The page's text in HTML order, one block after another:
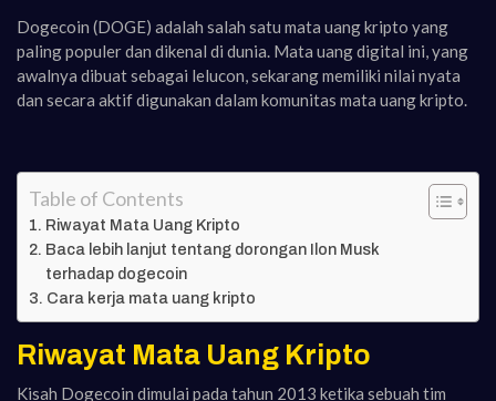
Dogecoin (DOGE) adalah salah satu mata uang kripto yang
paling populer dan dikenal di dunia. Mata uang digital ini, yang
awalnya dibuat sebagai lelucon, sekarang memiliki nilai nyata
dan secara aktif digunakan dalam komunitas mata uang kripto.
Table of Contents
Riwayat Mata Uang Kripto
Baca lebih lanjut tentang dorongan Ilon Musk
terhadap dogecoin
Cara kerja mata uang kripto
Riwayat Mata Uang Kripto
Kisah Dogecoin dimulai pada tahun 2013 ketika sebuah tim